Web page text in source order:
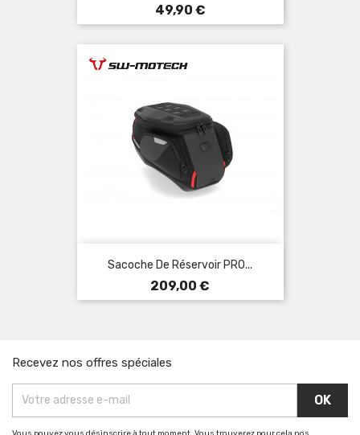
Prix
49,90 €
Sacoche De Réservoir PRO...
Prix
209,00 €
Recevez nos offres spéciales